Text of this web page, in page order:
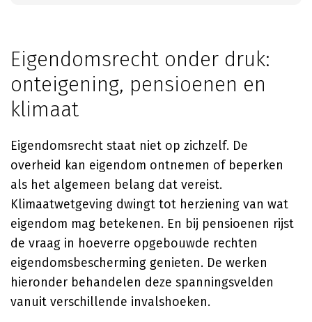
Eigendomsrecht onder druk:
onteigening, pensioenen en
klimaat
Eigendomsrecht staat niet op zichzelf. De
overheid kan eigendom ontnemen of beperken
als het algemeen belang dat vereist.
Klimaatwetgeving dwingt tot herziening van wat
eigendom mag betekenen. En bij pensioenen rijst
de vraag in hoeverre opgebouwde rechten
eigendomsbescherming genieten. De werken
hieronder behandelen deze spanningsvelden
vanuit verschillende invalshoeken.